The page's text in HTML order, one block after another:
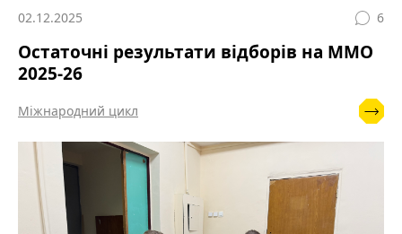
02.12.2025 6
Остаточні результати відборів на ММО
2025-26
Міжнародний цикл